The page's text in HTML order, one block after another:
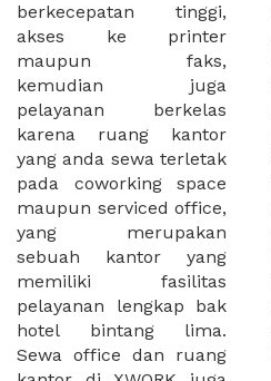
berkecepatan tinggi,
akses ke printer
maupun faks,
kemudian juga
pelayanan berkelas
karena ruang kantor
yang anda sewa terletak
pada coworking space
maupun serviced office,
yang merupakan
sebuah kantor yang
memiliki fasilitas
pelayanan lengkap bak
hotel bintang lima.
Sewa office dan ruang
proses sewa kantor
Anda, karena anda
dapat memilih kantor
yang akan anda sewa,
kemudian Anda dapat
survey atau
mengunjungi calon
kantor Anda, semuanya
akan dibuat lebih
mudah untuk sewa
kantor terbaik Anda,
dan juga sewa kantor
murah karena harga
yang kami miliki sangat